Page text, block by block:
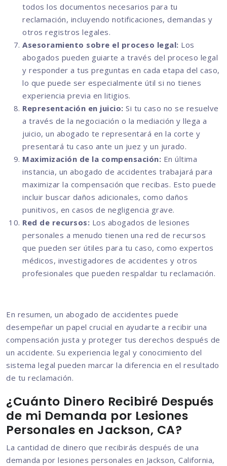
todos los documentos necesarios para tu
reclamación, incluyendo notificaciones, demandas y
otros registros legales.
Asesoramiento sobre el proceso legal: Los
abogados pueden guiarte a través del proceso legal
y responder a tus preguntas en cada etapa del caso,
lo que puede ser especialmente útil si no tienes
experiencia previa en litigios.
Representación en juicio: Si tu caso no se resuelve
a través de la negociación o la mediación y llega a
juicio, un abogado te representará en la corte y
presentará tu caso ante un juez y un jurado.
Maximización de la compensación: En última
instancia, un abogado de accidentes trabajará para
maximizar la compensación que recibas. Esto puede
incluir buscar daños adicionales, como daños
punitivos, en casos de negligencia grave.
Red de recursos: Los abogados de lesiones
personales a menudo tienen una red de recursos
que pueden ser útiles para tu caso, como expertos
médicos, investigadores de accidentes y otros
profesionales que pueden respaldar tu reclamación.
En resumen, un abogado de accidentes puede
desempeñar un papel crucial en ayudarte a recibir una
compensación justa y proteger tus derechos después de
un accidente. Su experiencia legal y conocimiento del
sistema legal pueden marcar la diferencia en el resultado
de tu reclamación.
¿Cuánto Dinero Recibiré Después
de mi Demanda por Lesiones
Personales en Jackson, CA?
La cantidad de dinero que recibirás después de una
demanda por lesiones personales en Jackson, California,